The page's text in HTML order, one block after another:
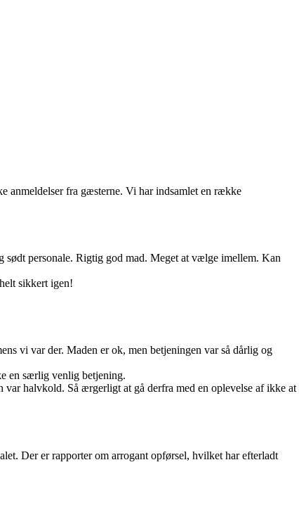
anmeldelser fra gæsterne. Vi har indsamlet en række
personale. Rigtig god mad. Meget at vælge imellem. Kan
sikkert igen!
vi var der. Maden er ok, men betjeningen var så dårlig og
en særlig venlig betjening.
halvkold. Så ærgerligt at gå derfra med en oplevelse af ikke at
Der er rapporter om arrogant opførsel, hvilket har efterladt